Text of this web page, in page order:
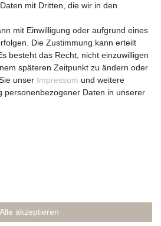
Kerzen
Uhr
mit Dritten, die wir in den
mit Einwilligung oder aufgrund eines
Die Zustimmung kann erteilt
besteht das Recht, nicht einzuwilligen
späteren Zeitpunkt zu ändern oder
unser Impressum und weitere
personenbezogener Daten in unserer
Alle akzeptieren